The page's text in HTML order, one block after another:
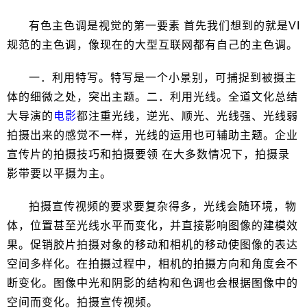
有色主色调是视觉的第一要素 首先我们想到的就是VI
规范的主色调，像现在的大型互联网都有自己的主色调。
一．利用特写。特写是一个小景别，可捕捉到被摄主
体的细微之处，突出主题。二．利用光线。全道文化总结
大导演的 电影都注重光线，逆光、顺光、光线强、光线弱
拍摄出来的感觉不一样，光线的运用也可辅助主题。企业
宣传片的拍摄技巧和拍摄要领 在大多数情况下，拍摄录
影带要以平摄为主。
拍摄宣传视频的要求要复杂得多，光线会随环境，物
体，位置甚至光线水平而变化，并直接影响图像的建模效
果。促销胶片拍摄对象的移动和相机的移动使图像的表达
空间多样化。在拍摄过程中，相机的拍摄方向和角度会不
断变化。图像中光和阴影的结构和色调也会根据图像中的
空间而变化。拍摄宣传视频。